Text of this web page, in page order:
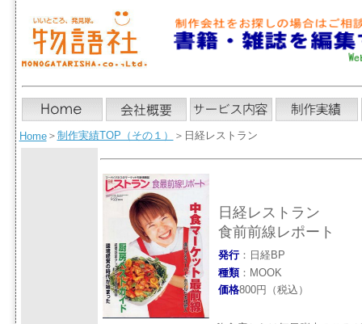
Home＞ 制作実績TOP（その１） ＞日経レストラン
日経レストラン
食前前線レポート
発行：日経BP
種類：MOOK
価格800円（税込）